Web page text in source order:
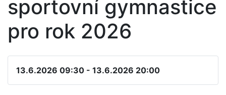
sportovní gymnastice
pro rok 2026
13.6.2026 09:30 - 13.6.2026 20:00